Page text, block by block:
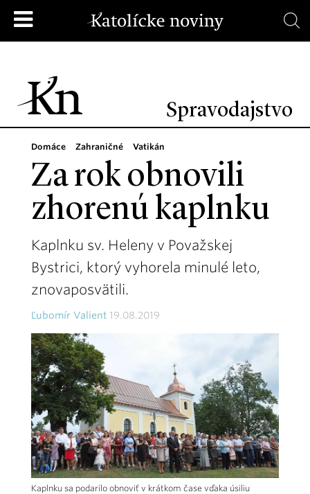
Spravodajstvo
Domáce Zahraničné Vatikán
Za rok obnovili
zhorenú kaplnku
Kaplnku sv. Heleny v Považskej
Bystrici, ktorý vyhorela minulé leto,
znovaposvätili.
Ľubomír Valient 19.08.2019
Kaplnku sa podarilo obnoviť v krátkom čase vďaka úsiliu